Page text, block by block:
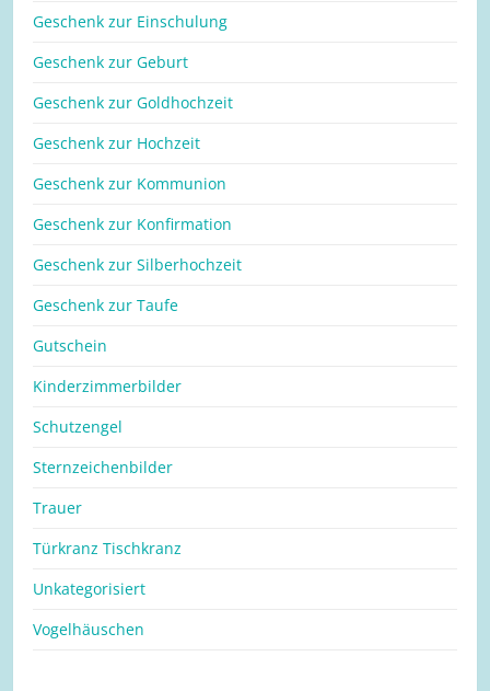
Geschenk zur Einschulung
Geschenk zur Geburt
Geschenk zur Goldhochzeit
Geschenk zur Hochzeit
Geschenk zur Kommunion
Geschenk zur Konfirmation
Geschenk zur Silberhochzeit
Geschenk zur Taufe
Gutschein
Kinderzimmerbilder
Schutzengel
Sternzeichenbilder
Trauer
Türkranz Tischkranz
Unkategorisiert
Vogelhäuschen